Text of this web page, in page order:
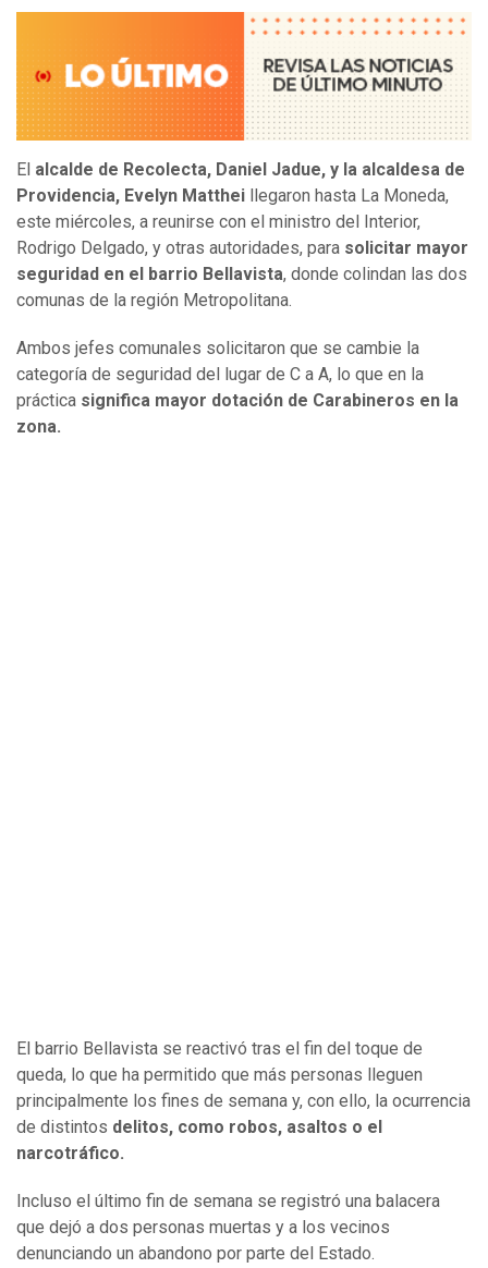
El alcalde de Recolecta, Daniel Jadue, y la alcaldesa de
Providencia, Evelyn Matthei llegaron hasta La Moneda,
este miércoles, a reunirse con el ministro del Interior,
Rodrigo Delgado, y otras autoridades, para solicitar mayor
seguridad en el barrio Bellavista, donde colindan las dos
comunas de la región Metropolitana.
Ambos jefes comunales solicitaron que se cambie la
categoría de seguridad del lugar de C a A, lo que en la
práctica significa mayor dotación de Carabineros en la
zona.
El barrio Bellavista se reactivó tras el fin del toque de
queda, lo que ha permitido que más personas lleguen
principalmente los fines de semana y, con ello, la ocurrencia
de distintos delitos, como robos, asaltos o el
narcotráfico.
Incluso el último fin de semana se registró una balacera
que dejó a dos personas muertas y a los vecinos
denunciando un abandono por parte del Estado.